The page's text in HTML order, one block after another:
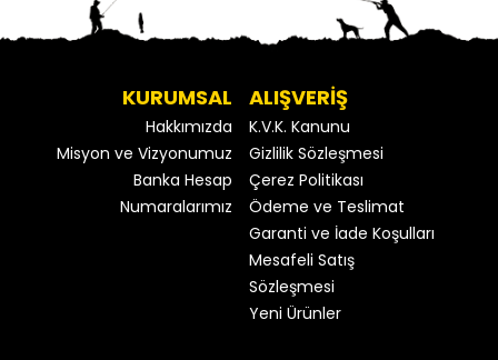
KURUMSAL
Hakkımızda
Misyon ve Vizyonumuz
Banka Hesap
Numaralarımız
ALIŞVERİŞ
K.V.K. Kanunu
Gizlilik Sözleşmesi
Çerez Politikası
Ödeme ve Teslimat
Garanti ve İade Koşulları
Mesafeli Satış
Sözleşmesi
Yeni Ürünler